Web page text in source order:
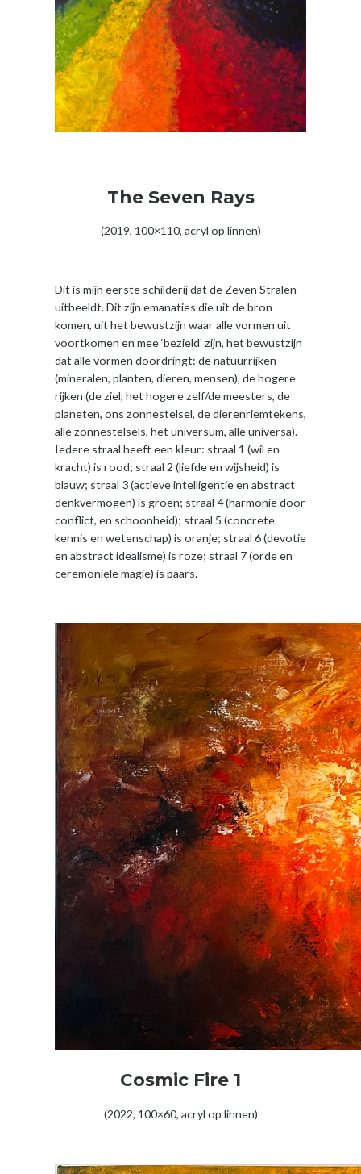
The Seven Rays
(2019, 100×110, acryl op linnen)
Dit is mijn eerste schilderij dat de Zeven Stralen
uitbeeldt. Dit zijn emanaties die uit de bron
komen, uit het bewustzijn waar alle vormen uit
voortkomen en mee ‘bezield’ zijn, het bewustzijn
dat alle vormen doordringt: de natuurrijken
(mineralen, planten, dieren, mensen), de hogere
rijken (de ziel, het hogere zelf/de meesters, de
planeten, ons zonnestelsel, de dierenriemtekens,
alle zonnestelsels, het universum, alle universa).
Iedere straal heeft een kleur: straal 1 (wil en
kracht) is rood; straal 2 (liefde en wijsheid) is
blauw; straal 3 (actieve intelligentie en abstract
denkvermogen) is groen; straal 4 (harmonie door
conflict, en schoonheid); straal 5 (concrete
kennis en wetenschap) is oranje; straal 6 (devotie
en abstract idealisme) is roze; straal 7 (orde en
ceremoniële magie) is paars.
Cosmic Fire 1
(2022, 100×60, acryl op linnen)